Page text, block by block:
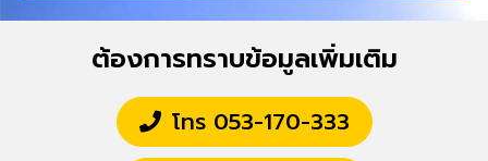
ต้องการทราบข้อมูลเพิ่มเติม
โทร 053-170-333